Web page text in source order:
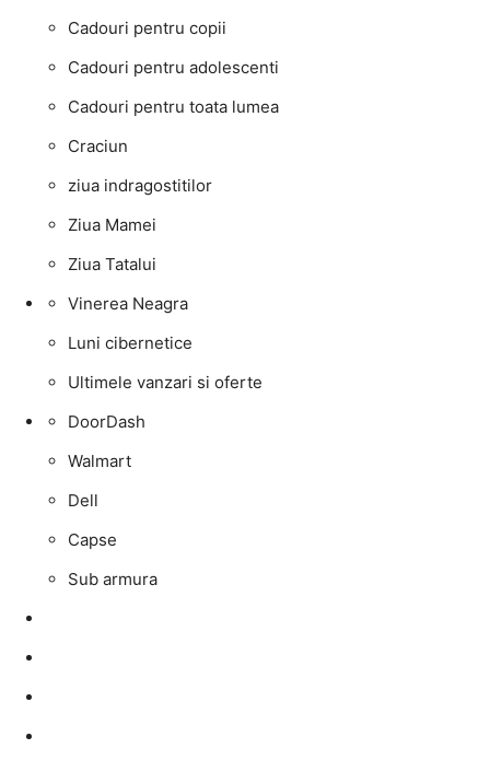
Cadouri pentru copii
Cadouri pentru adolescenti
Cadouri pentru toata lumea
Craciun
ziua indragostitilor
Ziua Mamei
Ziua Tatalui
Vinerea Neagra
Luni cibernetice
Ultimele vanzari si oferte
DoorDash
Walmart
Dell
Capse
Sub armura